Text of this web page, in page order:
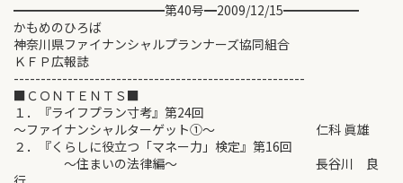
━━━━━━━━━━━━第40号━2009/12/15━━━━━━
かもめのひろば
神奈川県ファイナンシャルプランナーズ協同組合
ＫＦＰ広報誌
------------------------------------------------------
■ＣＯＮＴＥＮＴＳ■
１．『ライフプラン寸考』第24回
～ファイナンシャルターゲット①～ 仁科 眞雄
２．『くらしに役立つ「マネー力」検定』第16回
～住まいの法律編～ 長谷川 良